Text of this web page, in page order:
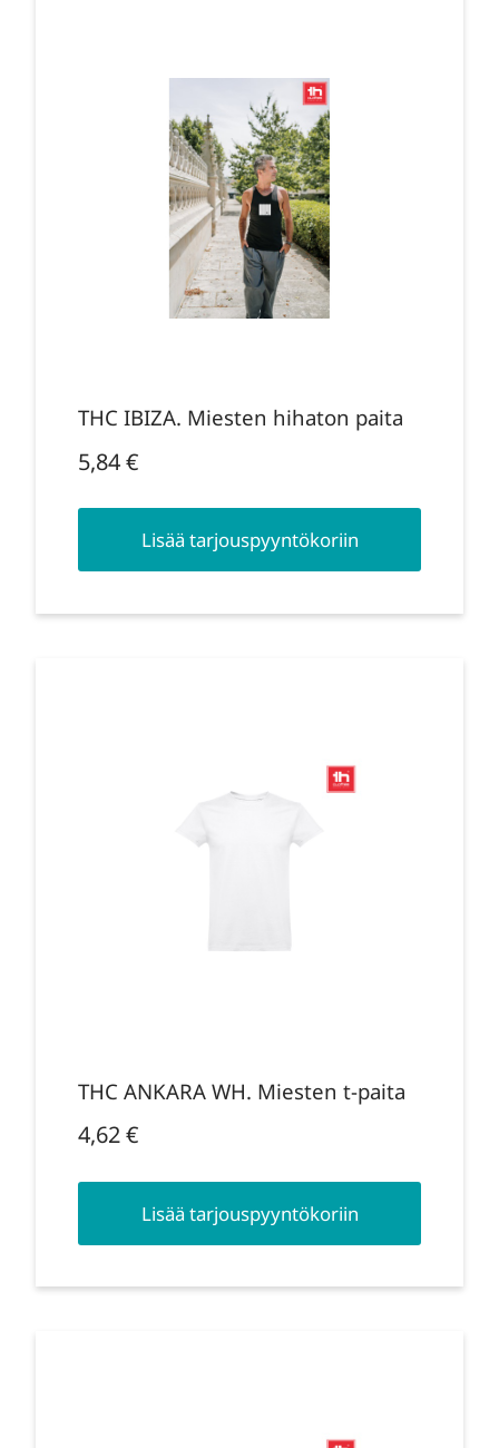
THC IBIZA. Miesten hihaton paita
5,84€
Lisää tarjouspyyntökoriin
THC ANKARA WH. Miesten t-paita
4,62€
Lisää tarjouspyyntökoriin